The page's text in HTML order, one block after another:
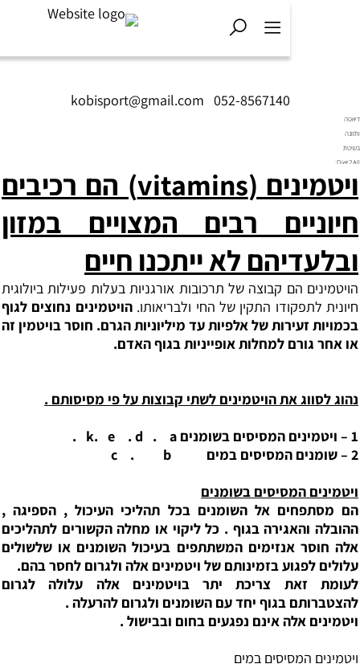
kobisport@gmail.com|052-8567140
ויטמינים (vitamins) הם רכיבים
רבים המצויים במזון
לא ייתכנו חיים
הם קבוצה של תרכובות אורגניות בעלות פעילות ביולוגית
לתפקודו התקין של החי ולבריאותו.הויטמינים נחוצים לגוף
זעירות של אלפיות עד מיליוניות הגרם.חוסר בויטמין זה
גורם למחלות אופייניות בגוף האדם.
את הויטמינים לשתי קבוצות על פי מסיסותם .
k. e . d . a
.
.
המסיסים בשומנים
אל השומנים בכל תהליכי העיכול , הספיגה ,
והאגירה בגוף . כל ליקוי או מחלה הקשורים לתהליכים
אנזימים המשתתפים בעיכול השומנים או שלשולים
לפגוע בזמינותם של ויטמינים אלה ולגרום לחסר בהם.
זאת צריכת יתר בויטמינים אלה עלולה לגרום
בגוף יחד עם השומנים ולגרום להרעלה .
אלה אינם נפגעים בחום ובבישול .
המסיסים במים